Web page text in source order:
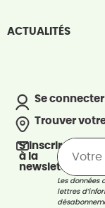
ACTUALITÉS
Se connecter
Trouver
S’inscrire
à la
newsletter
Les données
lettres